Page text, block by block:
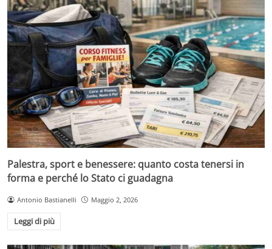
Palestra, sport e benessere: quanto costa tenersi in
forma e perché lo Stato ci guadagna
Antonio Bastianelli Maggio 2, 2026
Leggi di più